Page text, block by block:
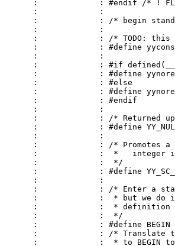
:             : #endif /* !
:             :
:             : /* begin
:             :
:             : /* TODO:
:             : #define
:             :
:             : #if
:             : #define
:             : #else
:             : #define
:             : #endif
:             :
:             : /* Returned
:             : #define
:             :
:             : /* Promotes
:             :  *   integer
:             :  */
:             : #define
:             :
:             : /* Enter a
:             :  * but we do
:             :  * definition
:             :  */
:             : #define BEGIN
:             : /* Translate
:             :  * to BEGIN